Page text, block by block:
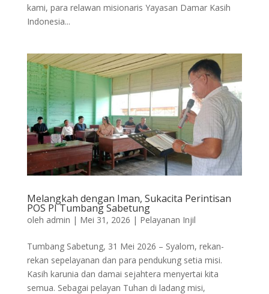
kami, para relawan misionaris Yayasan Damar Kasih
Indonesia...
Melangkah dengan Iman, Sukacita Perintisan
POS PI Tumbang Sabetung
oleh admin | Mei 31, 2026 | Pelayanan Injil
Tumbang Sabetung, 31 Mei 2026 – Syalom, rekan-
rekan sepelayanan dan para pendukung setia misi.
Kasih karunia dan damai sejahtera menyertai kita
semua. Sebagai pelayan Tuhan di ladang misi,